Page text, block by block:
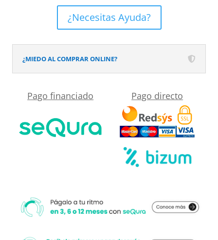
pizarra
acabado
efecto
QUEYA
antideslizante
¿Necesitas Ayuda?
¿MIEDO AL COMPRAR ONLINE?
Pago financiado Pago directo